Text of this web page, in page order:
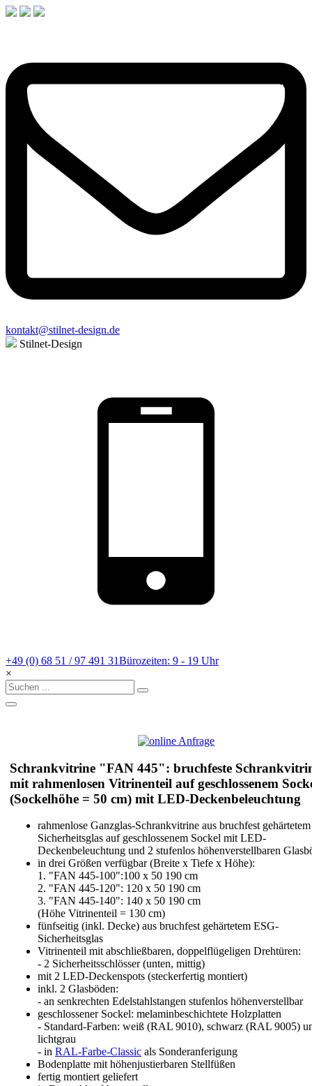
kontakt@stilnet-design.de
Stilnet-Design
+49 (0) 68 51 / 97 491 31Bürozeiten: 9 - 19 Uhr
×
Schrankvitrine "FAN 445": bruchfeste
mit rahmenlosen Vitrinenteil auf geschlossenem
(Sockelhöhe = 50 cm) mit LED-Deckenbeleuchtung
rahmenlose Ganzglas-Schrankvitrine aus bruchfest gehärtetem
Sicherheitsglas auf geschlossenem Sockel mit LED-
Deckenbeleuchtung und 2 stufenlos höhenverstellbaren
in drei Größen verfügbar (Breite x Tiefe x Höhe):
1. "FAN 445-100":100 x 50 190 cm
2. "FAN 445-120": 120 x 50 190 cm
3. "FAN 445-140": 140 x 50 190 cm
(Höhe Vitrinenteil = 130 cm)
fünfseitig (inkl. Decke) aus bruchfest gehärtetem ESG-
Sicherheitsglas
Vitrinenteil mit abschließbaren, doppelflügeligen Drehtüren:
- 2 Sicherheitsschlösser (unten, mittig)
mit 2 LED-Deckenspots (steckerfertig montiert)
inkl. 2 Glasböden:
- an senkrechten Edelstahlstangen stufenlos höhenverstellbar
geschlossener Sockel: melaminbeschichtete Holzplatten
- Standard-Farben: weiß (RAL 9010), schwarz (RAL 9005)
lichtgrau
- in RAL-Farbe-Classic als Sonderanferigung
Bodenplatte mit höhenjustierbaren Stellfüßen
fertig montiert geliefert